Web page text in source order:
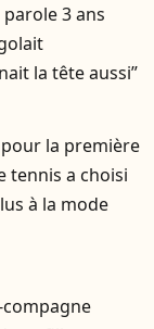
3 ans
la tête aussi”
la première
tennis a choisi
à la mode